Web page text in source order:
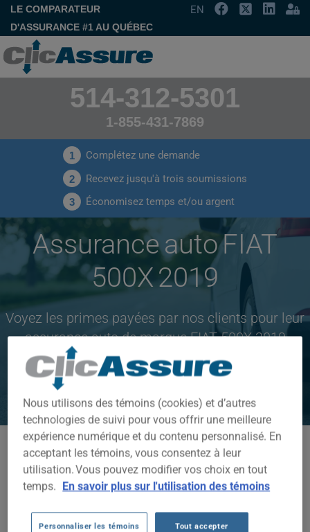
LE COMPARATEUR
D'ASSURANCE #1 AU QUÉBEC
EN
514-312-5301
1-855-431-7869
1 Complétez une demande
2 Recevez jusqu'à trois soumissions
3 Économisez temps et/ou argent
Assurance auto FIAT
500X 2019
Voyez les primes payées par nos clients pour leur
assurance auto de marque FIAT 500X 2019
CLIQUEZ ICI POUR ÉCONOMISER SUR VOTRE
Modèles disponibles
500X
Nous utilisons des témoins (cookies) et d’autres
technologies de suivi pour vous offrir une meilleure
expérience numérique et du contenu personnalisé. En
acceptant les témoins, vous consentez à leur
utilisation. Vous pouvez modifier vos choix en tout
temps. En savoir plus sur l'utilisation des témoins
Personnaliser les témoins Tout accepter